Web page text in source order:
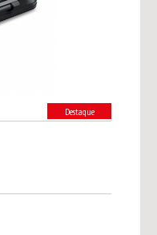
Destaque